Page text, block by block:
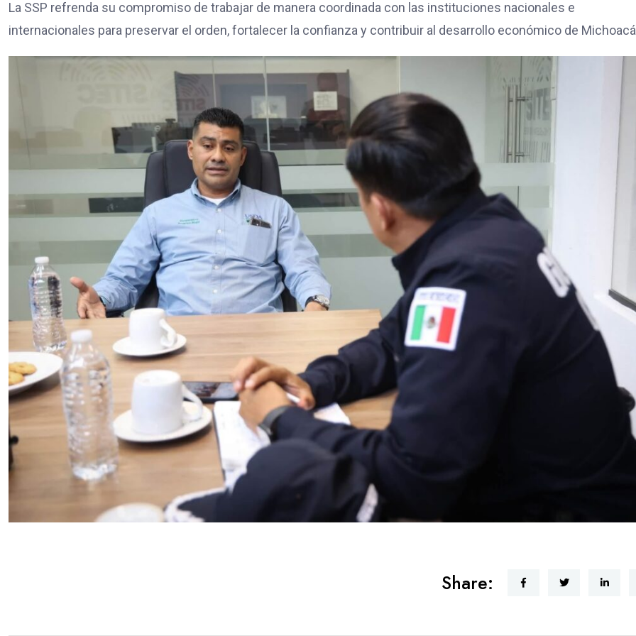
La SSP refrenda su compromiso de trabajar de manera coordinada con las instituciones nacionales e
internacionales para preservar el orden, fortalecer la confianza y contribuir al desarrollo económico de
Share: